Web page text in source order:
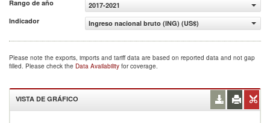
Rango de año
2017-2021
Indicador
Ingreso nacional bruto (ING) (US$)
Please note the exports, imports and tariff data are based on reported data and not gap
filled. Please check the Data Availability for coverage.
VISTA DE GRÁFICO